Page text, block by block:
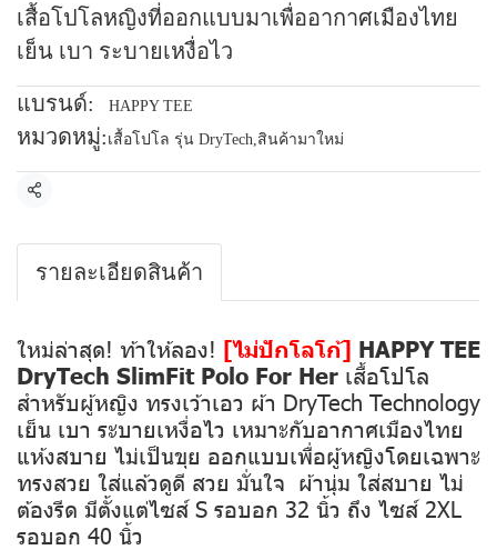
เสื้อโปโลหญิงที่ออกแบบมาเพื่ออากาศเมืองไทย
เย็น เบา ระบายเหงื่อไว
แบรนด์: HAPPY TEE
หมวดหมู่: เสื้อโปโล รุ่น DryTech,สินค้ามาใหม่
แชร์
รายละเอียดสินค้า
ใหม่ล่าสุด! ท้าให้ลอง! [ไม่ปักโลโก้] HAPPY TEE
DryTech SlimFit Polo For Her เสื้อโปโล
สำหรับผู้หญิง ทรงเว้าเอว ผ้า DryTech Technology
เย็น เบา ระบายเหงื่อไว เหมาะกับอากาศเมืองไทย
แห้งสบาย ไม่เป็นขุย ออกแบบเพื่อผู้หญิงโดยเฉพาะ
ทรงสวย ใส่แล้วดูดี สวย มั่นใจ ผ้านุ่ม ใส่สบาย ไม่
ต้องรีด มีตั้งแต่ไซส์ S รอบอก 32 นิ้ว ถึง ไซส์ 2XL
รอบอก 40 นิ้ว